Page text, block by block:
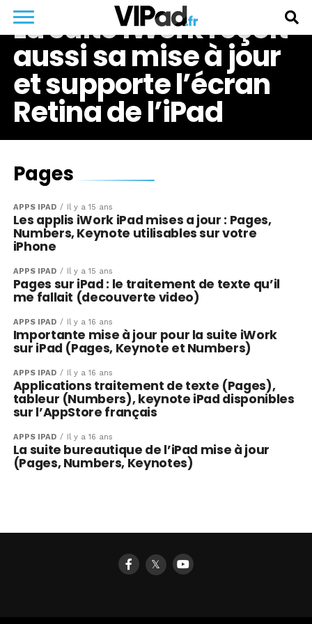
La suite iWork reçoit
aussi sa mise à jour
et supporte l’écran
Retina de l’iPad
Pages
APPS IPAD Il y a 15 ans
Les applis iWork iPad mises a jour : Pages,
Numbers, Keynote utilisables sur votre
iPhone
APPS IPAD Il y a 15 ans
Pages sur iPad : le traitement de texte qu’il
me fallait (decouverte video)
APPS IPAD Il y a 16 ans
Importante mise à jour pour la suite iWork
sur iPad (Pages, Keynote et Numbers)
APPS IPAD Il y a 16 ans
Applications traitement de texte (Pages),
tableur (Numbers), keynote iPad disponibles
sur l’AppStore français
APPS IPAD Il y a 16 ans
La suite bureautique de l’iPad mise à jour
(Pages, Numbers, Keynotes)
𝕏